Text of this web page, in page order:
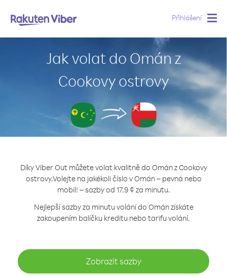
Přihlášení
Jak volat do Omán z
Cookovy ostrovy
Díky Viber Out můžete volat kvalitně do Omán z Cookovy
ostrovy.Volejte na jakékoli číslo v Omán – pevná nebo
mobil! – sazby od 17.9 ¢ za minutu.
Nejlepší sazby za minutu volání do Omán získáte
zakoupením balíčku kreditu nebo tarifu volání.
Zobrazit sazby